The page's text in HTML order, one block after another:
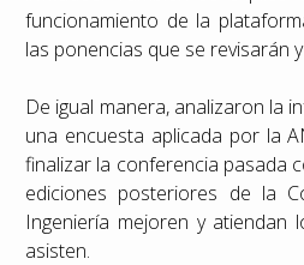
funcionamiento de la
las ponencias que se revisarán
De igual manera, analizaron la
una encuesta aplicada por la
finalizar la conferencia pasada
ediciones posteriores de la
Ingeniería mejoren y atiendan
asisten.